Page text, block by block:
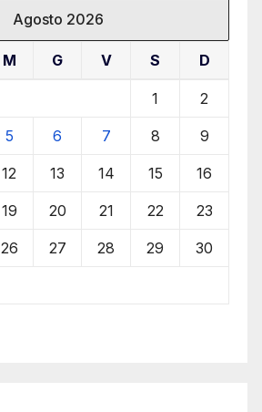
Agosto 2026
M G V S D
1 2
5 6 7 8 9
12 13 14 15 16
19 20 21 22 23
26 27 28 29 30